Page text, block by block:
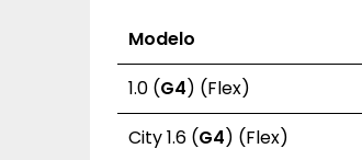
Modelo
1.0 (G4) (Flex)
City 1.6 (G4) (Flex)